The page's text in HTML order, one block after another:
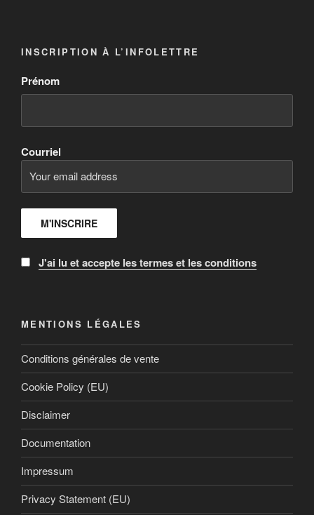
INSCRIPTION À L’INFOLETTRE
Prénom
Courriel
J'ai lu et accepte les termes et les conditions
MENTIONS LÉGALES
Conditions générales de vente
Cookie Policy (EU)
Disclaimer
Documentation
Impressum
Privacy Statement (EU)